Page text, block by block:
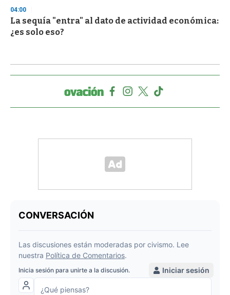
04:00
La sequía "entra" al dato de actividad económica:
¿es solo eso?